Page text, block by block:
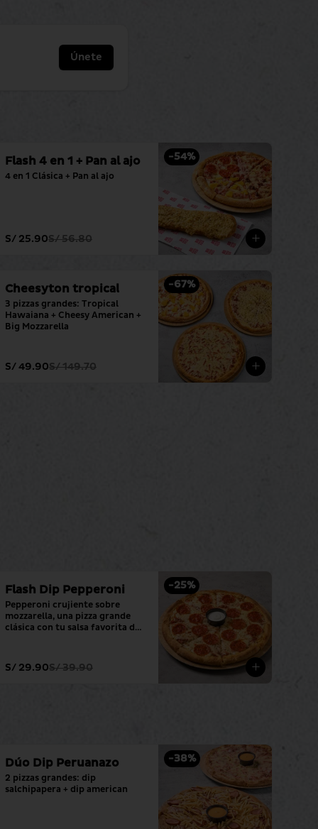
Únete
-54%
Flash 4 en 1 + Pan al ajo
4 en 1 Clásica + Pan al ajo
S/ 25.90S/ 56.80
-67%
Cheesyton tropical
3 pizzas grandes: Tropical
Hawaiana + Cheesy American +
Big Mozzarella
S/ 49.90S/ 149.70
-25%
Flash Dip Pepperoni
Pepperoni crujiente sobre
mozzarella, una pizza grande
clásica con tu salsa favorita de
S/ 29.90S/ 39.90
-38%
Dúo Dip Peruanazo
2 pizzas grandes: dip
salchipapera + dip american